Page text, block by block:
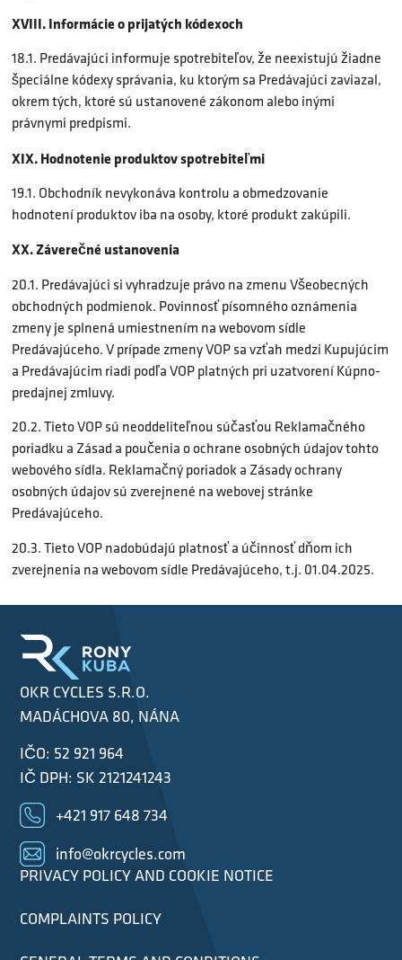
XVIII. Informácie o prijatých kódexoch
18.1. Predávajúci informuje spotrebiteľov, že neexistujú žiadne
špeciálne kódexy správania, ku ktorým sa Predávajúci zaviazal,
okrem tých, ktoré sú ustanovené zákonom alebo inými
právnymi predpismi.
XIX. Hodnotenie produktov spotrebiteľmi
19.1. Obchodník nevykonáva kontrolu a obmedzovanie
hodnotení produktov iba na osoby, ktoré produkt zakúpili.
XX. Záverečné ustanovenia
20.1. Predávajúci si vyhradzuje právo na zmenu Všeobecných
obchodných podmienok. Povinnosť písomného oznámenia
zmeny je splnená umiestnením na webovom sídle
Predávajúceho. V prípade zmeny VOP sa vzťah medzi Kupujúcim
a Predávajúcim riadi podľa VOP platných pri uzatvorení Kúpno-
predajnej zmluvy.
20.2. Tieto VOP sú neoddeliteľnou súčasťou Reklamačného
poriadku a Zásad a poučenia o ochrane osobných údajov tohto
webového sídla. Reklamačný poriadok a Zásady ochrany
osobných údajov sú zverejnené na webovej stránke
Predávajúceho.
20.3. Tieto VOP nadobúdajú platnosť a účinnosť dňom ich
zverejnenia na webovom sídle Predávajúceho, t.j. 01.04.2025.
OKR CYCLES S.R.O.
MADÁCHOVA 80, NÁNA
IČO: 52 921 964
IČ DPH: SK 2121241243
+421 917 648 734
info@okrcycles.com
PRIVACY POLICY AND COOKIE NOTICE
COMPLAINTS POLICY